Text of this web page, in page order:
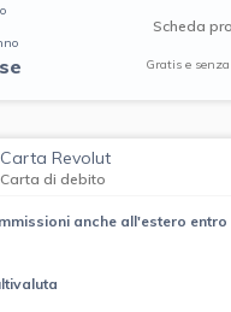
Scheda
Gratis e
Carta Revolut
Carta di debito
anche all'estero entro